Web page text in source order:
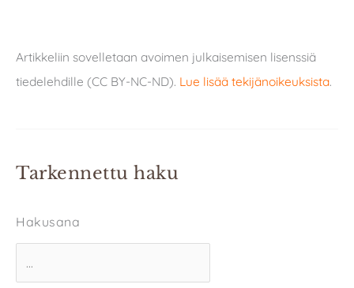
Artikkeliin sovelletaan avoimen julkaisemisen lisenssiä
tiedelehdille (CC BY-NC-ND). Lue lisää tekijänoikeuksista.
Tarkennettu haku
Hakusana